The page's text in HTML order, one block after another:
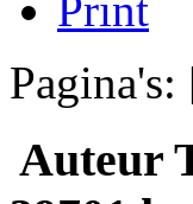
Pagina's:
Auteur